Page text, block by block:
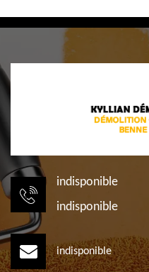
indisponible
indisponible
indisponible